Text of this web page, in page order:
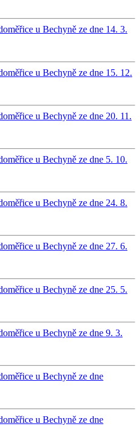
u Bechyně ze dne 14. 3.
u Bechyně ze dne 15. 12.
u Bechyně ze dne 20. 11.
u Bechyně ze dne 5. 10.
u Bechyně ze dne 24. 8.
u Bechyně ze dne 27. 6.
u Bechyně ze dne 25. 5.
u Bechyně ze dne 9. 3.
u Bechyně ze dne
u Bechyně ze dne